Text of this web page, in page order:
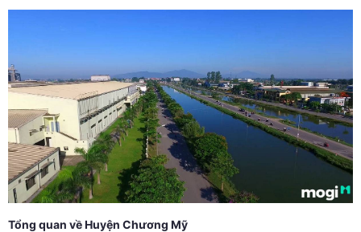
Tổng quan về Huyện Chương Mỹ